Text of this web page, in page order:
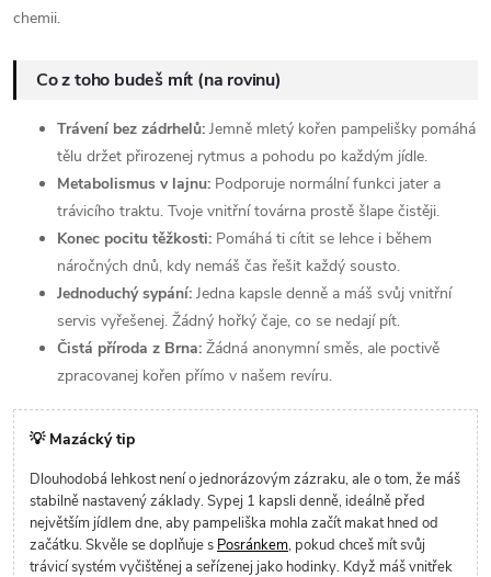
chemii.
Co z toho budeš mít (na rovinu)
Trávení bez zádrhelů: Jemně mletý kořen pampelišky pomáhá
tělu držet přirozenej rytmus a pohodu po každým jídle.
Metabolismus v lajnu: Podporuje normální funkci jater a
trávicího traktu. Tvoje vnitřní továrna prostě šlape čistěji.
Konec pocitu těžkosti: Pomáhá ti cítit se lehce i během
náročných dnů, kdy nemáš čas řešit každý sousto.
Jednoduchý sypání: Jedna kapsle denně a máš svůj vnitřní
servis vyřešenej. Žádný hořký čaje, co se nedají pít.
Čistá příroda z Brna: Žádná anonymní směs, ale poctivě
zpracovanej kořen přímo v našem revíru.
💡 Mazácký tip
Dlouhodobá lehkost není o jednorázovým zázraku, ale o tom, že máš
stabilně nastavený základy. Sypej 1 kapsli denně, ideálně před
největším jídlem dne, aby pampeliška mohla začít makat hned od
začátku. Skvěle se doplňuje s Posránkem, pokud chceš mít svůj
trávicí systém vyčištěnej a seřízenej jako hodinky. Když máš vnitřek